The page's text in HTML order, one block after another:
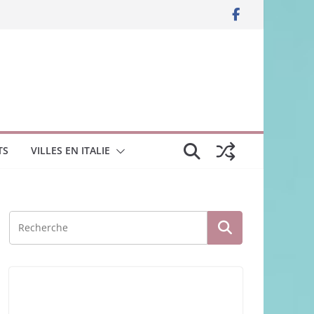
VILLES EN ITALIE